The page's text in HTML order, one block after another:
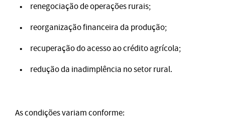
renegociação de operações rurais;
reorganização financeira da produção;
recuperação do acesso ao crédito agrícola;
redução da inadimplência no setor rural.
As condições variam conforme: